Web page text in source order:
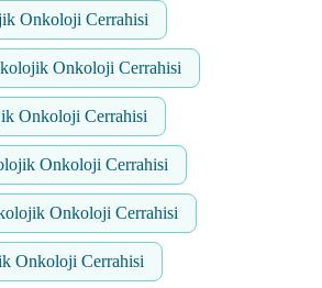
Onkoloji Cerrahisi
Onkoloji Cerrahisi
Onkoloji Cerrahisi
Onkoloji Cerrahisi
Onkoloji Cerrahisi
Onkoloji Cerrahisi